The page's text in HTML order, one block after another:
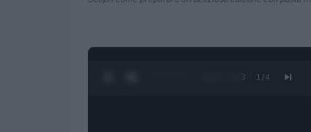
0:28 / 1:23 1 /4